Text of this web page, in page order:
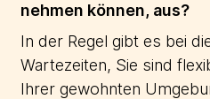
nehmen können, aus?
In der Regel gibt es bei
Wartezeiten, Sie sind
Ihrer gewohnten